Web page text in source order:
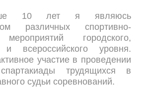
10 лет я являюсь
различных спортивно-
городского,
и всероссийского уровня.
участие в проведении
трудящихся в
судьи соревнований.